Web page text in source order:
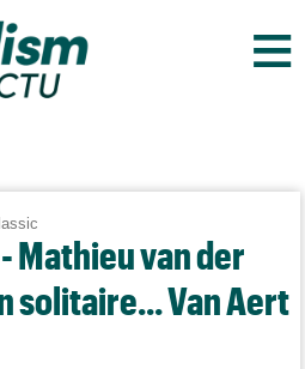
≡
Mathieu van der
solitaire... Van Aert